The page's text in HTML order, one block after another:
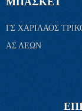
ΓΣ ΧΑΡΙΛΑΟΣ
ΑΣ ΛΕΩΝ